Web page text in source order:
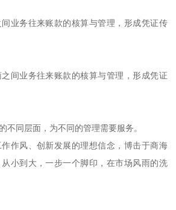
业务往来账款的核算与管理，形成凭证传
间业务往来账款的核算与管理，形成凭证
不同层面，为不同的管理需要服务。
作风、创新发展的理想信念，博击于商海
小到大，一步一个脚印，在市场风雨的洗